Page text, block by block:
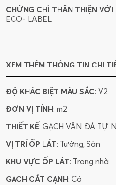
CHỨNG CHỈ THÂN THIỆN VỚI
ECO- LABEL
XEM THÊM THÔNG TIN CHI
ĐỘ KHÁC BIỆT MÀU SẮC: V2
ĐƠN VỊ TÍNH: m2
THIẾT KẾ: GẠCH VÂN ĐÁ TỰ
VỊ TRÍ ỐP LÁT: Tường, Sàn
KHU VỰC ỐP LÁT: Trong nhà
GẠCH CẮT CẠNH: Có